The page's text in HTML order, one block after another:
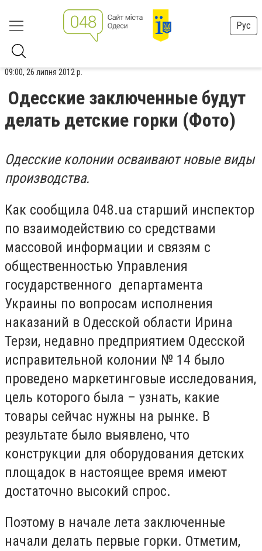
Рус
09:00, 26 липня 2012 р.
Одесские заключенные будут
делать детские горки (Фото)
Одесские колонии осваивают новые виды
производства.
Как сообщила 048.ua старший инспектор
по взаимодействию со средствами
массовой информации и связям с
общественностью Управления
государственного департамента
Украины по вопросам исполнения
наказаний в Одесской области Ирина
Терзи, недавно предприятием Одесской
исправительной колонии № 14 было
проведено маркетинговые исследования,
цель которого была – узнать, какие
товары сейчас нужны на рынке. В
результате было выявлено, что
конструкции для оборудования детских
площадок в настоящее время имеют
достаточно высокий спрос.
Поэтому в начале лета заключенные
начали делать первые горки. Отметим,